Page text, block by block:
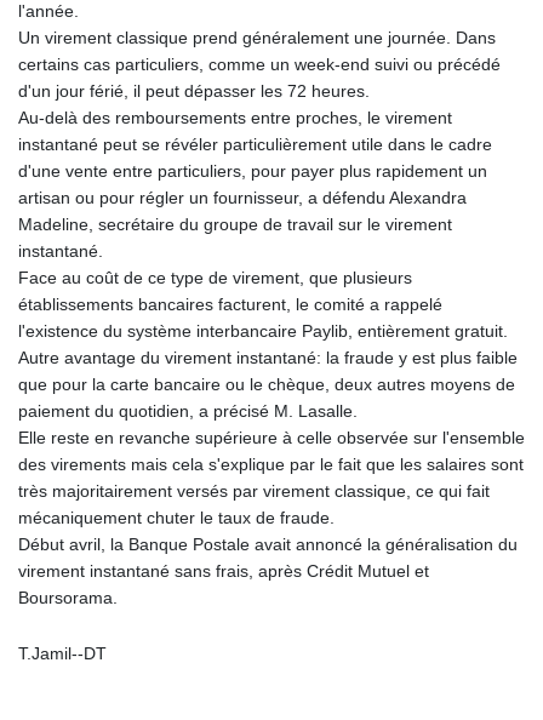
ISK 142.598215
JEP 0.859288
JMD 183.583315
JOD 0.819746
JPY 182.445186
KES 148.887592
KGS 101.104505
KHR 4685.244046
KRW 1627.712241
KWD 0.356853
KYD 0.963346
KZT 541.784389
LAK 26108.437325
LBP
103531.946431
LKR 387.745291
LRD 209.896866
LSL 18.648909
LTL 3.413768
LVL 0.699335
l'année.
Un virement classique prend généralement une journée. Dans
certains cas particuliers, comme un week-end suivi ou précédé
d'un jour férié, il peut dépasser les 72 heures.
Au-delà des remboursements entre proches, le virement
instantané peut se révéler particulièrement utile dans le cadre
d'une vente entre particuliers, pour payer plus rapidement un
artisan ou pour régler un fournisseur, a défendu Alexandra
Madeline, secrétaire du groupe de travail sur le virement
instantané.
Face au coût de ce type de virement, que plusieurs
établissements bancaires facturent, le comité a rappelé
l'existence du système interbancaire Paylib, entièrement gratuit.
Autre avantage du virement instantané: la fraude y est plus faible
que pour la carte bancaire ou le chèque, deux autres moyens de
paiement du quotidien, a précisé M. Lasalle.
Elle reste en revanche supérieure à celle observée sur l'ensemble
des virements mais cela s'explique par le fait que les salaires sont
très majoritairement versés par virement classique, ce qui fait
mécaniquement chuter le taux de fraude.
Début avril, la Banque Postale avait annoncé la généralisation du
virement instantané sans frais, après Crédit Mutuel et
Boursorama.
T.Jamil--DT